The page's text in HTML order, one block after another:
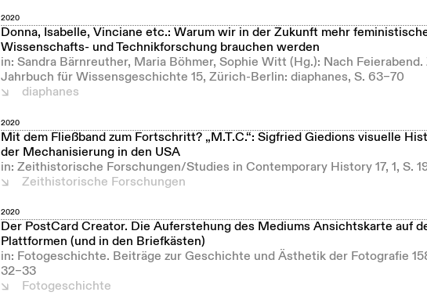
2020
Donna, Isabelle, Vinciane etc.: Warum wir in der Zukunft mehr
Wissenschafts- und Technikforschung brauchen werden
in: Sandra Bärnreuther, Maria Böhmer, Sophie Witt (Hg.): Nach
Jahrbuch für Wissensgeschichte 15, Zürich-Berlin: diaphanes, S. 63–70
diaphanes
2020
Mit dem Fließband zum Fortschritt? „M.T.C.“: Sigfried Giedions visuelle
der Mechanisierung in den USA
in: Zeithistorische Forschungen/Studies in Contemporary History 17, 1, S.
Zeithistorische Forschungen
2020
Der PostCard Creator. Die Auferstehung des Mediums Ansichtskarte auf
Plattformen (und in den Briefkästen)
in: Fotogeschichte. Beiträge zur Geschichte und Ästhetik der Fotografie
32–33
Fotogeschichte